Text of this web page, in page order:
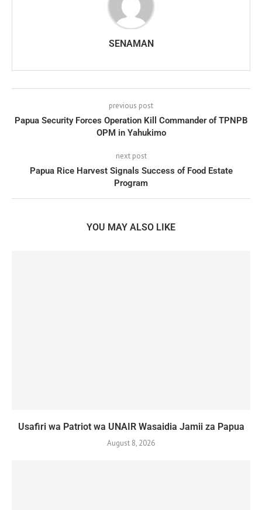
SENAMAN
previous post
Papua Security Forces Operation Kill Commander of TPNPB
OPM in Yahukimo
next post
Papua Rice Harvest Signals Success of Food Estate
Program
YOU MAY ALSO LIKE
Usafiri wa Patriot wa UNAIR Wasaidia Jamii za Papua
August 8, 2026